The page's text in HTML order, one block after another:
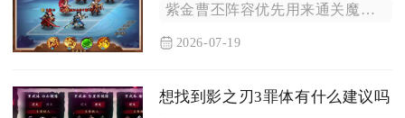
紫金曹丕阵容优先用来通关魔将试炼、名将副本、异兽秘境、主线精...
2026-07-19
想找到影之刃3罪体有什么建议吗